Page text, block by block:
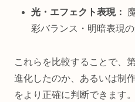
光・エフェクト表現：
彩バランス・明暗表現の
これらを比較することで、
進化したのか、あるいは制
をより正確に判断できます。